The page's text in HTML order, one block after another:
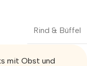
Rind & Büffel
mit Obst und